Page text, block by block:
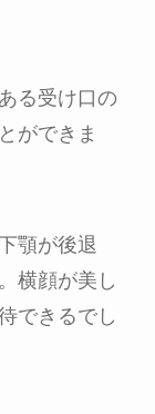
る受け口の
ができま
顎が後退
横顔が美し
できるでし